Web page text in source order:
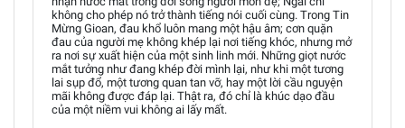
không cho phép nó trở thành tiếng nói cuối cùng. Trong Tin
Mừng Gioan, đau khổ luôn mang một hậu âm; cơn quặn
đau của người mẹ không khép lại nơi tiếng khóc, nhưng mở
ra nơi sự xuất hiện của một sinh linh mới. Những giọt nước
mắt tưởng như đang khép đời mình lại, như khi một tương
lai sụp đổ, một tương quan tan vỡ, hay một lời cầu nguyện
mãi không được đáp lại. Thật ra, đó chỉ là khúc dạo đầu
của một niềm vui không ai lấy mất.